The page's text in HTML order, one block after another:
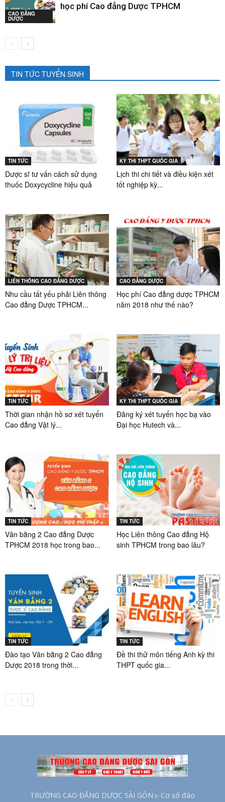
CAO ĐẲNG
DƯỢC
học phí Cao đẳng Dược TPHCM
TIN TỨC TUYỂN SINH
TIN TỨC
Dược sĩ tư vấn cách sử dụng
thuốc Doxycycline hiệu quả
KỲ THI THPT QUỐC GIA
Lịch thi chi tiết và điều kiện xét
tốt nghiệp kỳ...
LIÊN THÔNG CAO ĐẲNG DƯỢC
Nhu cầu tất yếu phải Liên thông
Cao đẳng Dược TPHCM...
CAO ĐẲNG DƯỢC
Học phí Cao đẳng dược TPHCM
năm 2018 như thế nào?
TIN TỨC
Thời gian nhận hồ sơ xét tuyển
Cao đẳng Vật lý...
KỲ THI THPT QUỐC GIA
Đăng ký xét tuyển học bạ vào
Đại học Hutech và...
TIN TỨC
Văn bằng 2 Cao đẳng Dược
TPHCM 2018 học trong bao...
TIN TỨC
Học Liên thông Cao đẳng Hộ
sinh TPHCM trong bao lâu?
TIN TỨC
Đào tạo Văn bằng 2 Cao đẳng
Dược 2018 trong thời...
TIN TỨC
Đề thi thử môn tiếng Anh kỳ thi
THPT quốc gia...
TRƯỜNG CAO ĐẲNG DƯỢC SÀI GÒN ▹ Cơ sở đào